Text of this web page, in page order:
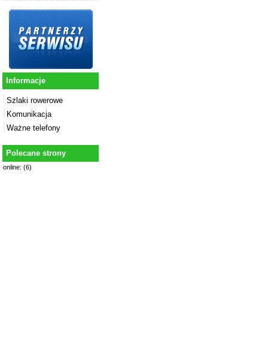
Informacje
Szlaki rowerowe
Komunikacja
Ważne telefony
Polecane strony
online: (6)